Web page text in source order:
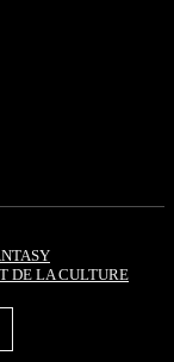
DE LA CULTURE